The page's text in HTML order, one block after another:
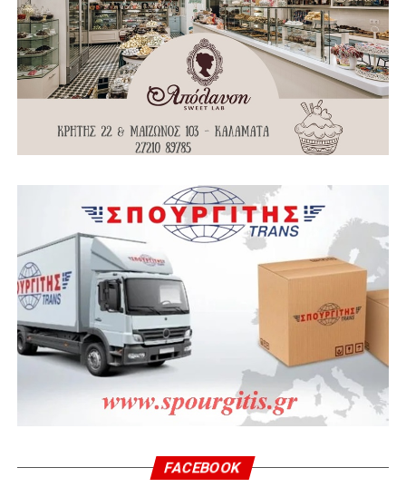
FACEBOOK